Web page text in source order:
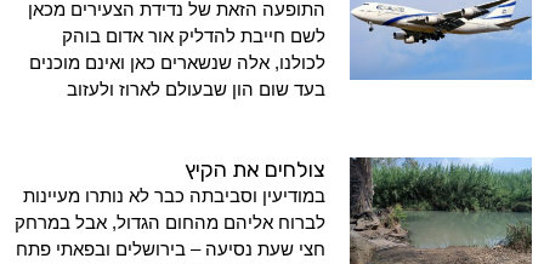
התופעה הזאת של נדידת הצעירים מכאן
לשם חייבת להדליק אור אדום בוהק
לכולנו, אלה שנשארים כאן ואינם מוכנים
בעד שום הון שבעולם לארוז ולעזוב
צולחים את הקיץ
במודיעין וסביבתה כבר לא נותרו מעיינות
לברוח אליהם מהחום הגדול, אבל במרחק
חצי שעת נסיעה – בירושלים ובפאתי פתח